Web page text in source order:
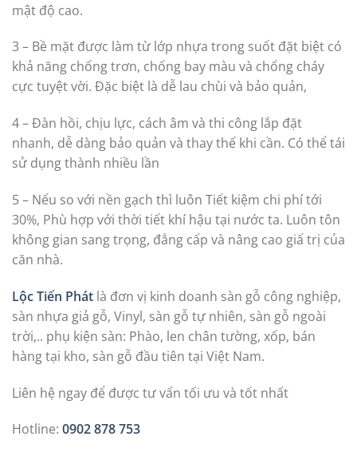
mật độ cao.
3 – Bề mặt được làm từ lớp nhựa trong suốt đặt biệt có
khả năng chống trơn, chống bay màu và chống cháy
cực tuyệt vời. Đặc biệt là dễ lau chùi và bảo quản,
4 – Đàn hồi, chịu lực, cách âm và thi công lắp đặt
nhanh, dễ dàng bảo quản và thay thế khi cần. Có thể tái
sử dụng thành nhiều lần
5 – Nếu so với nền gạch thì luôn Tiết kiệm chi phí tới
30%, Phù hợp với thời tiết khí hậu tại nước ta. Luôn tôn
không gian sang trọng, đẳng cấp và nâng cao giấ trị của
căn nhà.
Lộc Tiến Phát là đơn vị kinh doanh sàn gỗ công nghiệp,
sàn nhựa giả gỗ, Vinyl, sàn gỗ tự nhiên, sàn gỗ ngoài
trời,.. phụ kiện sàn: Phào, len chân tường, xốp, bán
hàng tại kho, sàn gỗ đầu tiên tại Việt Nam.
Liên hệ ngay để được tư vấn tối ưu và tốt nhất
Hotline: 0902 878 753